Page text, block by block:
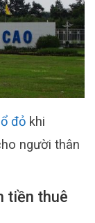
đỏ khi
người thân
tiền thuê